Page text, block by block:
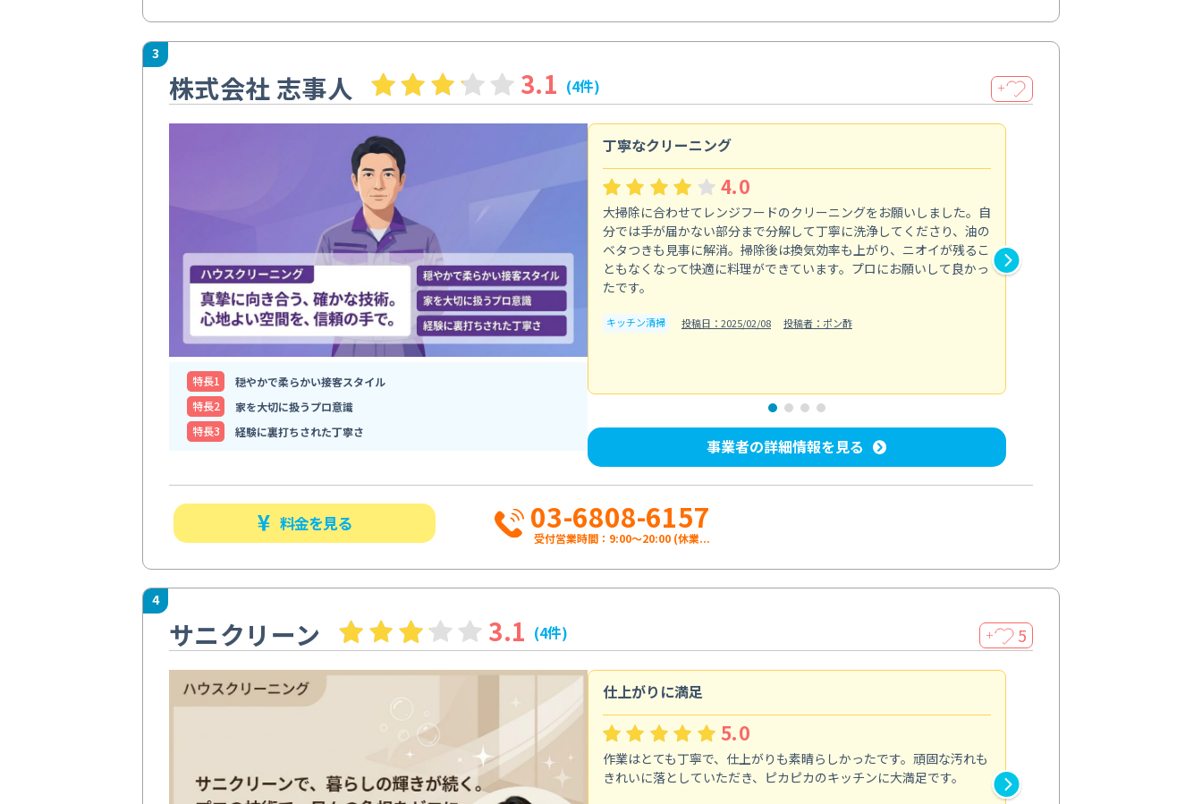
3
株式会社 志事人 3.1 (4件) ＋
特⻑1
穏やかで柔らかい接客スタイル
特⻑2
家を大切に扱うプロ意識
特⻑3
経験に裏打ちされた丁寧さ
丁寧なクリーニング
4.0
大掃除に合わせてレンジフードのクリーニングをお願いしました。自
分では手が届かない部分まで分解して丁寧に洗浄してくださり、油の
ベタつきも見事に解消。掃除後は換気効率も上がり、ニオイが残るこ
ともなくなって快適に料理ができています。プロにお願いして良かっ
たです。
キッチン清掃 投稿日：2025/02/08 投稿者：ポン酢
事業者の詳細情報を見る
料金を見る 03-6808-6157
受付営業時間：9:00〜20:00 (休業...
4
サニクリーン 3.1 (4件) ＋ 5
仕上がりに満足
5.0
作業はとても丁寧で、仕上がりも素晴らしかったです。頑固な汚れも
きれいに落としていただき、ピカピカのキッチンに大満足です。